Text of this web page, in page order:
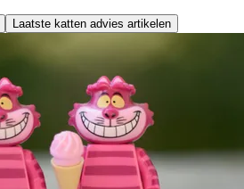
Laatste katten advies artikelen